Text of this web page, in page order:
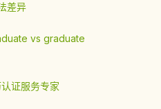
差异
vs graduate
证服务专家